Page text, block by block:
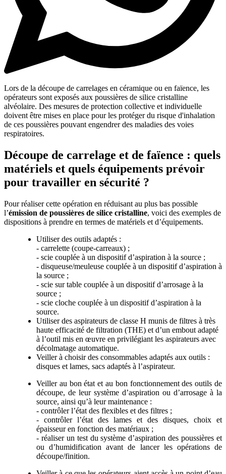
Lors de la découpe de carrelages en céramique ou en faïence, les
opérateurs sont exposés aux poussières de silice cristalline
alvéolaire. Des mesures de protection collective et individuelle
doivent être mises en place pour les protéger du risque d'inhalation
de ces poussières pouvant engendrer des maladies des voies
respiratoires.
Découpe de carrelage et de faïence : quels
matériels et quels équipements prévoir
pour travailler en sécurité ?
Pour réaliser cette opération en réduisant au plus bas possible
l’émission de poussières de silice cristalline, voici des exemples de
dispositions à prendre en termes de matériels et d’équipements.
Utiliser des outils adaptés :
- carrelette (coupe-carreaux) ;
- scie couplée à un dispositif d’aspiration à la source ;
- disqueuse/meuleuse couplée à un dispositif d’aspiration à
la source ;
- scie sur table couplée à un dispositif d’arrosage à la
source ;
- scie cloche couplée à un dispositif d’aspiration à la
source.
Utiliser des aspirateurs de classe H munis de filtres à très
haute efficacité de filtration (THE) et d’un embout adapté
à l’outil mis en œuvre en privilégiant les aspirateurs avec
décolmatage automatique.
Veiller à choisir des consommables adaptés aux outils :
disques et lames, sacs adaptés à l’aspirateur.
Veiller au bon état et au bon fonctionnement des outils de
découpe, de leur système d’aspiration ou d’arrosage à la
source, ainsi qu’à leur maintenance :
- contrôler l’état des flexibles et des filtres ;
- contrôler l’état des lames et des disques, choix et
épaisseur en fonction des matériaux ;
- réaliser un test du système d’aspiration des poussières et
ou d’humidification avant de lancer les opérations de
découpe/finition.